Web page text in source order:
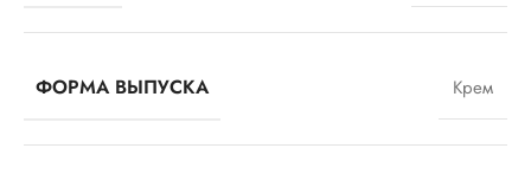
ФОРМА ВЫПУСКА Крем